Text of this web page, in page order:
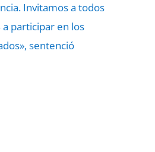
Invitamos a todos
participar en los
sentenció